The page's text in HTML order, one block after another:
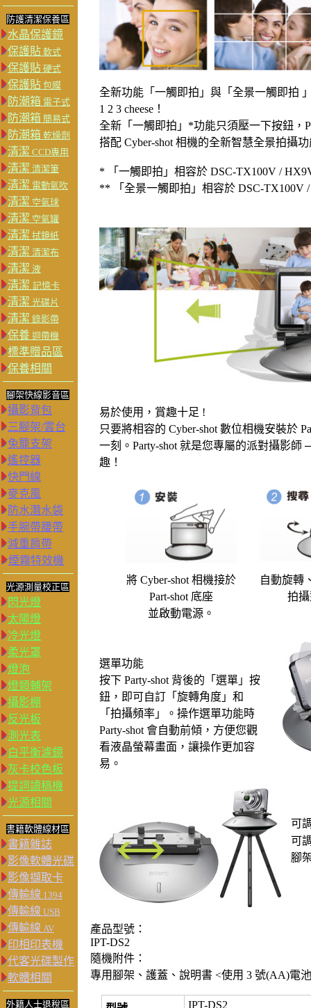
防護清潔保養區
水晶保護鏡
保護貼 軟式
保護貼 硬式
保護貼 包膜
防潮箱 電子式
防潮箱 簡易式
防潮箱 乾燥劑
清潔 CCD專用
清潔 清潔筆
清潔 電動氣吹
清潔 空氣球
清潔 空氣罐
清潔 拭鏡紙
清潔 清潔布
清潔 液
清潔 記憶卡
清潔 光碟片
清潔 錄影帶
保養 迴帶機
標準贈品區
保養相關
腳架快線影音區
攝影背包
三腳架/雲台
兔籠支架
遙控器
快門線
麥克風
防水潛水袋
手腕帶腰帶
減重肩帶
煙霧特效機
光源測量校正區
閃光燈
太陽燈
冷光燈
柔光罩
燈泡
燈類輔架
攝影棚
反光板
測光表
白平衡濾鏡
灰卡校色板
提詞讀稿機
光源相關
書籍軟體線材區
書籍雜誌
影像軟體光碟
影像擷取卡
傳輸線 1394
傳輸線 USB
傳輸線 AV
印相印表機
代客光碟製作
軟體相關
外籍人士退稅區
全新功能「一觸即拍」與「全景一觸即拍
1 2 3 cheese！
全新「一觸即拍」*功能只須壓一下按鈕，
搭配 Cyber-shot 相機的全新智慧全景拍攝
* 「一觸即拍」相容於 DSC-TX100V /
** 「全景一觸即拍」相容於 DSC-TX100V
易於使用，賞趣十足 !
只要將相容的 Cyber-shot 數位相機安裝於
一刻。Party-shot 就是您專屬的派對攝影
趣！
將 Cyber-shot 相機接於
Part-shot 底座
並啟動電源。
自動旋轉
拍
選單功能
按下 Party-shot 背後的「選單」按
鈕，即可自訂「旋轉角度」和
「拍攝頻率」。操作選單功能時
Party-shot 會自動前傾，方便您觀
看液晶螢幕畫面，讓操作更加容
易。
可
可
腳
產品型號：
IPT-DS2
隨機附件：
專用腳架、護蓋、說明書 <使用 3 號(AA)電
IPT-DS2